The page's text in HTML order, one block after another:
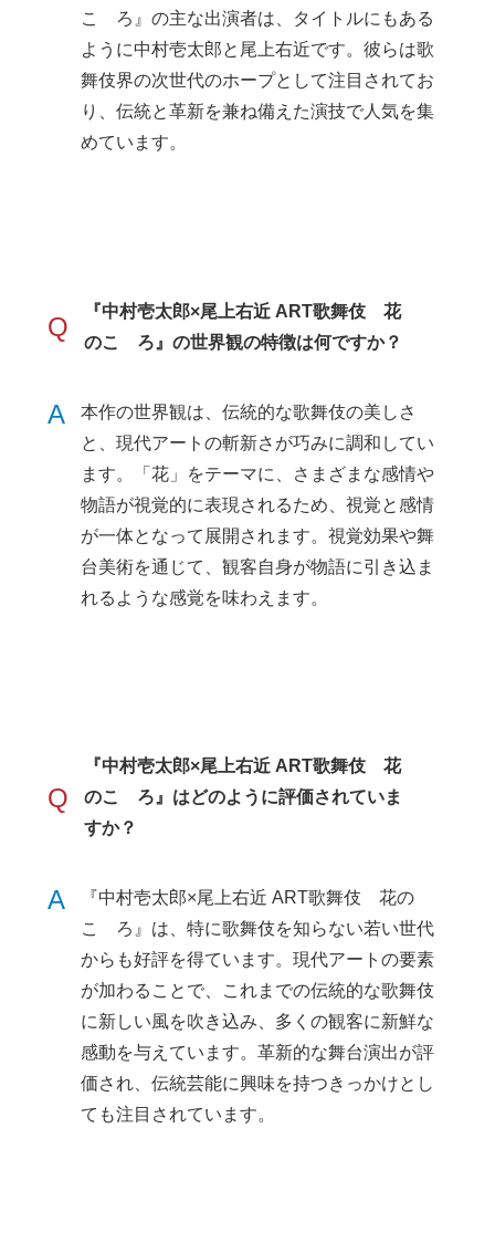
こゝろ』の主な出演者は、タイトルにもある
ように中村壱太郎と尾上右近です。彼らは歌
舞伎界の次世代のホープとして注目されてお
り、伝統と革新を兼ね備えた演技で人気を集
めています。
Q
『中村壱太郎×尾上右近 ART歌舞伎 花
のこゝろ』の世界観の特徴は何ですか？
A
本作の世界観は、伝統的な歌舞伎の美しさ
と、現代アートの斬新さが巧みに調和してい
ます。「花」をテーマに、さまざまな感情や
物語が視覚的に表現されるため、視覚と感情
が一体となって展開されます。視覚効果や舞
台美術を通じて、観客自身が物語に引き込ま
れるような感覚を味わえます。
Q
『中村壱太郎×尾上右近 ART歌舞伎 花
のこゝろ』はどのように評価されていま
すか？
A
『中村壱太郎×尾上右近 ART歌舞伎 花の
こゝろ』は、特に歌舞伎を知らない若い世代
からも好評を得ています。現代アートの要素
が加わることで、これまでの伝統的な歌舞伎
に新しい風を吹き込み、多くの観客に新鮮な
感動を与えています。革新的な舞台演出が評
価され、伝統芸能に興味を持つきっかけとし
ても注目されています。